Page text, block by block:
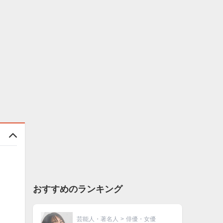
おすすめのランキング
芸能人・著名人 > 俳優・女優